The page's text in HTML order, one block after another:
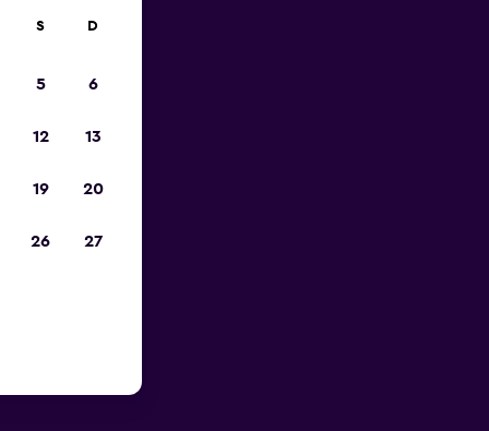
S D
5 6
12 13
19 20
26 27